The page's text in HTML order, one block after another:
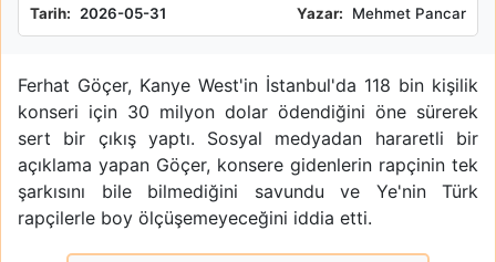
Tarih: 2026-05-31 Yazar: Mehmet Pancar
Ferhat Göçer, Kanye West'in İstanbul'da 118 bin kişilik
konseri için 30 milyon dolar ödendiğini öne sürerek
sert bir çıkış yaptı. Sosyal medyadan hararetli bir
açıklama yapan Göçer, konsere gidenlerin rapçinin tek
şarkısını bile bilmediğini savundu ve Ye'nin Türk
rapçilerle boy ölçüşemeyeceğini iddia etti.